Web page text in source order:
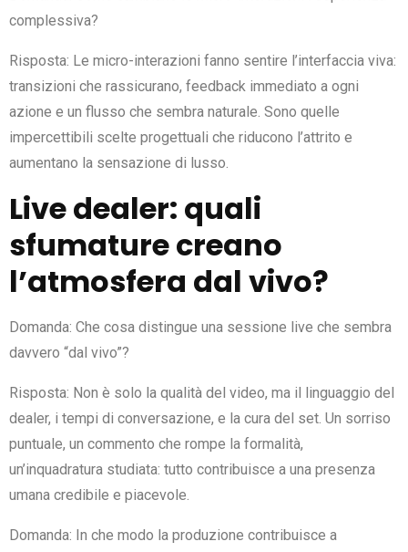
complessiva?
Risposta: Le micro-interazioni fanno sentire l’interfaccia viva:
transizioni che rassicurano, feedback immediato a ogni
azione e un flusso che sembra naturale. Sono quelle
impercettibili scelte progettuali che riducono l’attrito e
aumentano la sensazione di lusso.
Live dealer: quali
sfumature creano
l’atmosfera dal vivo?
Domanda: Che cosa distingue una sessione live che sembra
davvero “dal vivo”?
Risposta: Non è solo la qualità del video, ma il linguaggio del
dealer, i tempi di conversazione, e la cura del set. Un sorriso
puntuale, un commento che rompe la formalità,
un’inquadratura studiata: tutto contribuisce a una presenza
umana credibile e piacevole.
Domanda: In che modo la produzione contribuisce a